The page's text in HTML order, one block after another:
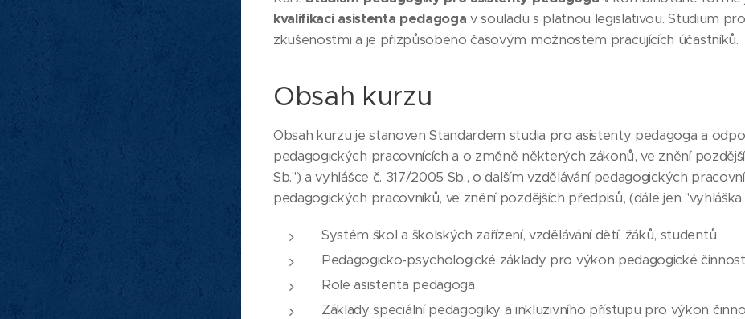
kvalifikaci asistenta pedagoga v souladu s platnou legislativou. Studium
zkušenostmi a je přizpůsobeno časovým možnostem pracujících účastníků.
Obsah kurzu
Obsah kurzu je stanoven Standardem studia pro asistenty pedagoga a
pedagogických pracovnících a o změně některých zákonů, ve znění
Sb.") a vyhlášce č. 317/2005 Sb., o dalším vzdělávání pedagogických
pedagogických pracovníků, ve znění pozdějších předpisů, (dále jen "vyhláška
Systém škol a školských zařízení, vzdělávání dětí, žáků, studentů
Pedagogicko-psychologické základy pro výkon pedagogické
Role asistenta pedagoga
Základy speciální pedagogiky a inkluzivního přístupu pro výkon